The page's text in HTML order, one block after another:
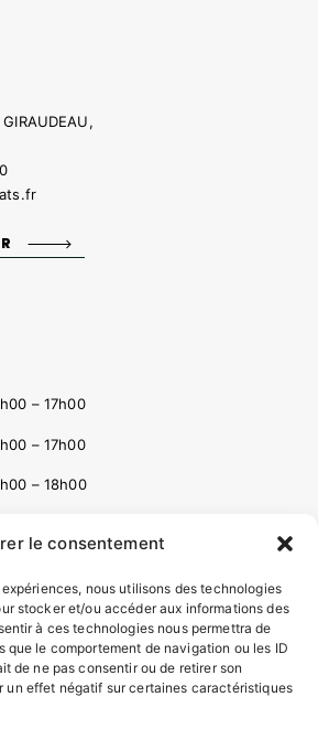
le consentement
nous utilisons des technologies
stocker et/ou accéder aux informations des
à ces technologies nous permettra de
que le comportement de navigation ou les ID
de ne pas consentir ou de retirer son
un effet négatif sur certaines caractéristiques
– 17h00
– 17h00
– 18h00